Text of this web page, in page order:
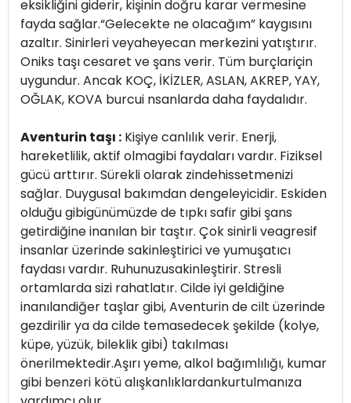
eksikliğini giderir, kişinin doğru karar vermesine
fayda sağlar.“Gelecekte ne olacağım” kaygısını
azaltır. Sinirleri veyaheyecan merkezini yatıştırır.
Oniks taşı cesaret ve şans verir. Tüm burçlariçin
uygundur. Ancak KOÇ, İKİZLER, ASLAN, AKREP, YAY,
OĞLAK, KOVA burcui nsanlarda daha faydalıdır.
Aventurin taşı : Kişiye canlılık verir. Enerji,
hareketlilik, aktif olmagibi faydaları vardır. Fiziksel
gücü arttırır. Sürekli olarak zindehissetmenizi
sağlar. Duygusal bakımdan dengeleyicidir. Eskiden
olduğu gibigünümüzde de tıpkı safir gibi şans
getirdiğine inanılan bir taştır. Çok sinirli veagresif
insanlar üzerinde sakinleştirici ve yumuşatıcı
faydası vardır. Ruhunuzusakinleştirir. Stresli
ortamlarda sizi rahatlatır. Cilde iyi geldiğine
inanılandiğer taşlar gibi, Aventurin de cilt üzerinde
gezdirilir ya da cilde temasedecek şekilde (kolye,
küpe, yüzük, bileklik gibi) takılması
önerilmektedir.Aşırı yeme, alkol bağımlılığı, kumar
gibi benzeri kötü alışkanlıklardankurtulmanıza